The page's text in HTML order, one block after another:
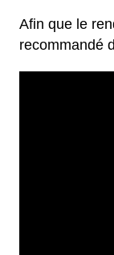
Afin que le
recommandé